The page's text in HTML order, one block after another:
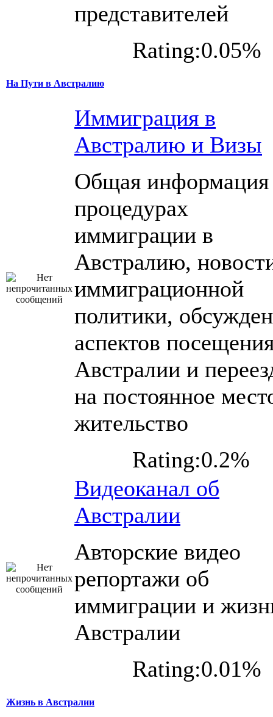
представителей
Rating:0.05%
На Пути в Австралию
Иммиграция в
Австралию и Визы
Общая информация
процедурах
иммиграции в
Австралию,
иммиграционной
политики,
аспектов
Австралии и
на постоянное
жительство
Rating:0.2%
Видеоканал об
Австралии
Авторские видео
репортажи об
иммиграции и
Австралии
Rating:0.01%
Жизнь в Австралии